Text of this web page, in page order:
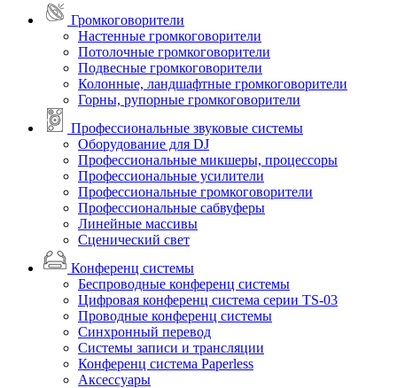
Громкоговорители
Настенные громкоговорители
Потолочные громкоговорители
Подвесные громкоговорители
Колонные, ландшафтные громкоговорители
Горны, рупорные громкоговорители
Профессиональные звуковые системы
Оборудование для DJ
Профессиональные микшеры, процессоры
Профессиональные усилители
Профессиональные громкоговорители
Профессиональные сабвуферы
Линейные массивы
Сценический свет
Конференц системы
Беспроводные конференц системы
Цифровая конференц система серии TS-03
Проводные конференц системы
Синхронный перевод
Системы записи и трансляции
Конференц система Paperless
Аксессуары